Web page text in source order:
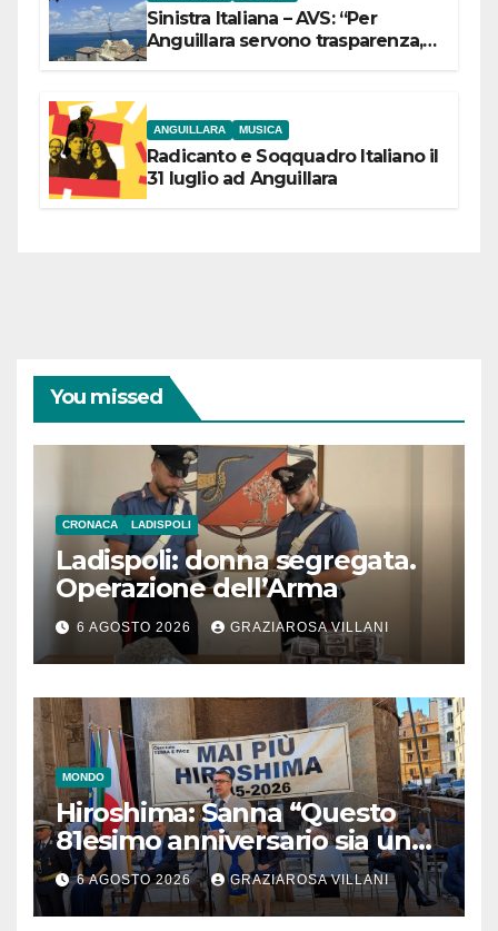
Sinistra Italiana – AVS: “Per
Anguillara servono trasparenza,
ANGUILLARA MUSICA
Radicanto e Soqquadro Italiano il
31 luglio ad Anguillara
You missed
CRONACA LADISPOLI
Ladispoli: donna segregata.
Operazione dell’Arma
6 AGOSTO 2026 GRAZIAROSA VILLANI
MONDO
Hiroshima: Sanna “Questo
81esimo anniversario sia un
monito per tutti”
6 AGOSTO 2026 GRAZIAROSA VILLANI